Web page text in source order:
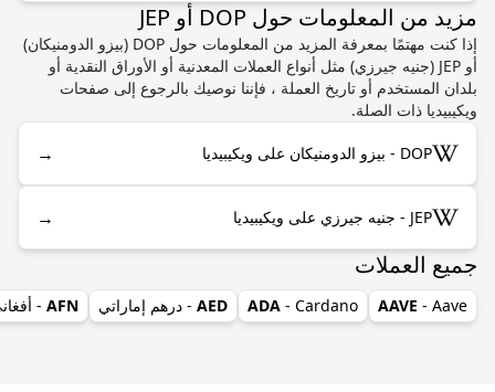
مزيد من المعلومات حول DOP أو JEP
إذا كنت مهتمًا بمعرفة المزيد من المعلومات حول DOP (بيزو الدومنيكان)
أو JEP (جنيه جيرزي) مثل أنواع العملات المعدنية أو الأوراق النقدية أو
بلدان المستخدم أو تاريخ العملة ، فإننا نوصيك بالرجوع إلى صفحات
ويكيبيديا ذات الصلة.
DOP - بيزو الدومنيكان على ويكيبيديا →
JEP - جنيه جيرزي على ويكيبيديا →
جميع العملات
AAVE - Aave
ADA - Cardano
AED - درهم إماراتي AFN
-